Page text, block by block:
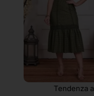
Tendenza